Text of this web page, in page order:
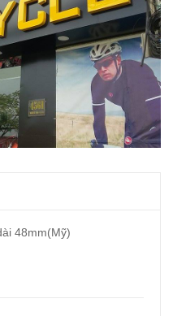
48mm(Mỹ)